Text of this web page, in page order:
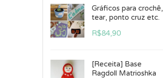
Gráficos para crochê,
tear, ponto cruz etc.
R$84,90
[Receita] Base
Ragdoll Matrioshka